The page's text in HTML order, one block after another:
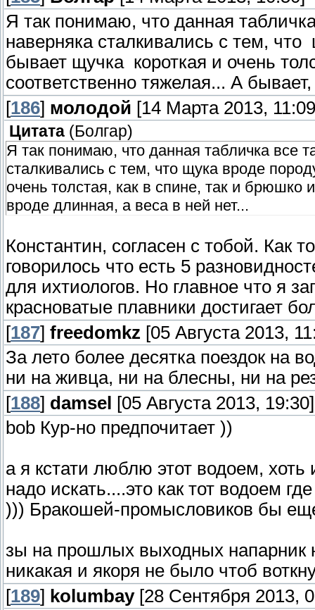
Я так понимаю, что данная
наверняка сталкивались с тем,
бывает щучка короткая и очень
соответственно тяжелая... А
[186] молодой [14 Марта 2013,
Цитата ( Болгар)
Я так понимаю, что данная табличка все
сталкивались с тем, что щука вроде
очень толстая, как в спине, так и брюшко
вроде длинная, а веса в ней нет...
Константин, согласен с тобой. Как
говорилось что есть 5
для ихтиологов. Но главное что я
красноватые плавники достигает
[187] freedomkz [05 Августа 2013,
За лето более десятка поездок на
ни на живца, ни на блесны, ни на
[188] damsel
[05 Августа 2013, 19:30]
bob Кур-но предпочитает ))
а я кстати люблю этот водоем,
надо искать....это как тот водоем
))) Бракошей-промысловиков бы
зы на прошлых выходных напарник
никакая и якоря не было чтоб
[189] kolumbay[28 Сентября 2013,